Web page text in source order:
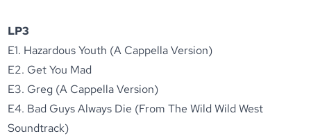
LP3
E1. Hazardous Youth (A Cappella Version)
E2. Get You Mad
E3. Greg (A Cappella Version)
E4. Bad Guys Always Die (From The Wild Wild West
Soundtrack)